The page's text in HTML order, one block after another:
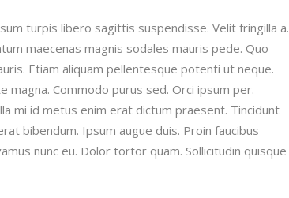
turpis libero sagittis suspendisse. Velit fringilla a.
maecenas magnis sodales mauris pede. Quo
Etiam aliquam pellentesque potenti ut neque.
Commodo purus sed. Orci ipsum per.
mi id metus enim erat dictum praesent. Tincidunt
bibendum. Ipsum augue duis. Proin faucibus
nunc eu. Dolor tortor quam. Sollicitudin quisque